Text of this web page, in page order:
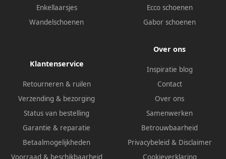
Enkellaarsjes
Wandelschoenen
Ecco schoenen
Gabor schoenen
Klantenservice
Retourneren & ruilen
Verzending & bezorging
Status van bestelling
Garantie & reparatie
Betaalmogelijkheden
Over ons
Inspiratie blog
Contact
Over ons
Samenwerken
Betrouwbaarheid
Privacybeleid & Disclaimer